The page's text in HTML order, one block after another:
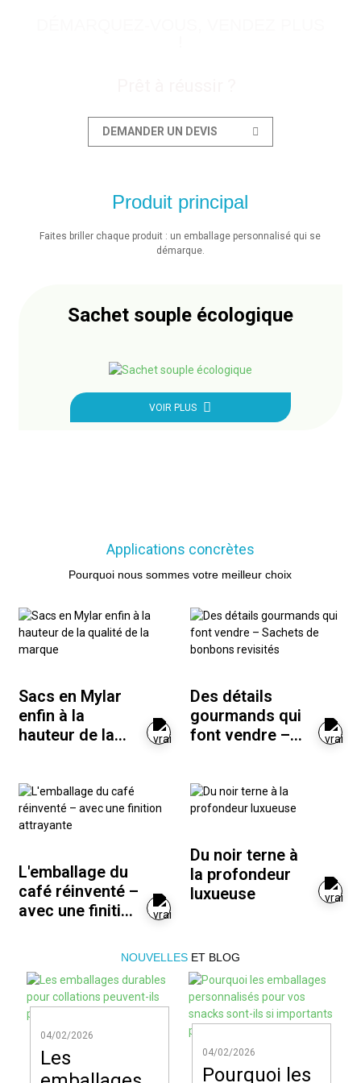
DEMANDER UN DEVIS
Produit principal
Faites briller chaque produit : un emballage personnalisé qui se
démarque.
Sachet souple écologique
VOIR PLUS
Applications concrètes
Pourquoi nous sommes votre meilleur choix
Sacs en Mylar
enfin à la
hauteur de la
Des détails
gourmands qui
font vendre –
revisités
L'emballage du
café réinventé –
avec une finition
Du noir terne à
la profondeur
luxueuse
NOUVELLESET BLOG
04/02/2026
Les
04/02/2026
Pourquoi les